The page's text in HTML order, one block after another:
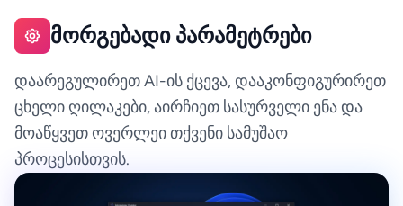
მორგებადი პარამეტრები
დაარეგულირეთ AI-ის ქცევა, დააკონფიგურირეთ
ცხელი ღილაკები, აირჩიეთ სასურველი ენა და
მოაწყვეთ ოვერლეი თქვენი სამუშაო
პროცესისთვის.